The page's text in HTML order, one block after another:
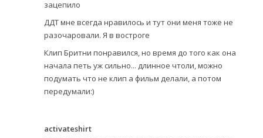
зацепило
ДДТ мне всегда нравилось и тут они меня тоже не
разочаровали. Я в востроге
Клип Бритни понравился, но время до того как она
начала петь уж сильно... длинное чтоли, можно
подумать что не клип а фильм делали, а потом
передумали:)
activateshirt